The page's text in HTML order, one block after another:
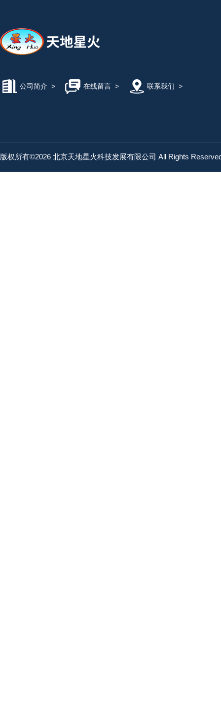
公司简介 > 在线留言> 联系我们 >
版权所有©2026 北京天地星火科技发展有限公司 All Rights